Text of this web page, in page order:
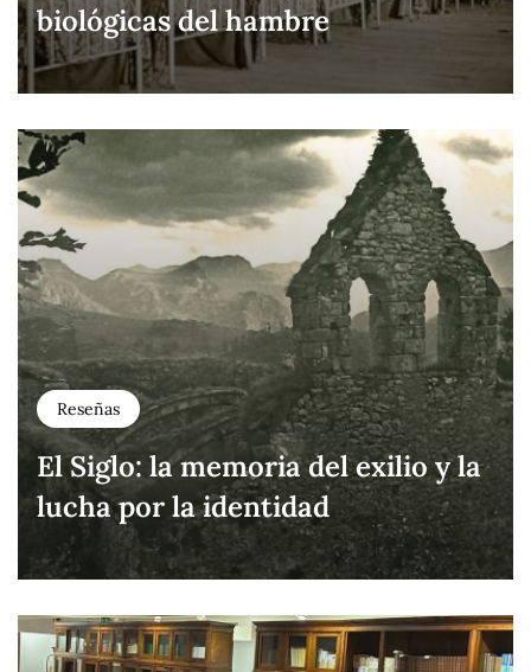
biológicas del hambre
Reseñas
El Siglo: la memoria del exilio y la
lucha por la identidad